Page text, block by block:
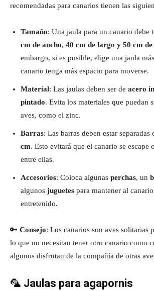
recomendadas para canarios tienen las
Tamaño: Una jaula para un canario debe
cm de ancho, 40 cm de largo y 50 cm
embargo, si es posible, elige una jaula
canario tenga más espacio para moverse.
Material: Las jaulas deben ser de acero
pintado. Evita los materiales que puedan
aves, como el zinc.
Barras: Las barras deben estar separadas
cm. Esto evitará que el canario se escape
entre ellas.
Accesorios: Coloca algunas perchas, un
algunos juguetes para mantener al
entretenido.
🔑 Consejo: Los canarios son aves solitarias
lo que no necesitan tener otro canario como
algunos disfrutan de la compañía de otras
🦜 Jaulas para agapornis